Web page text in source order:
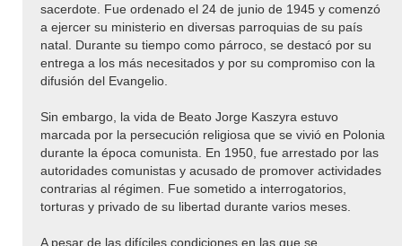
sacerdote. Fue ordenado el 24 de junio de 1945 y comenzó
a ejercer su ministerio en diversas parroquias de su país
natal. Durante su tiempo como párroco, se destacó por su
entrega a los más necesitados y por su compromiso con la
difusión del Evangelio.
Sin embargo, la vida de Beato Jorge Kaszyra estuvo
marcada por la persecución religiosa que se vivió en Polonia
durante la época comunista. En 1950, fue arrestado por las
autoridades comunistas y acusado de promover actividades
contrarias al régimen. Fue sometido a interrogatorios,
torturas y privado de su libertad durante varios meses.
A pesar de las difíciles condiciones en las que se